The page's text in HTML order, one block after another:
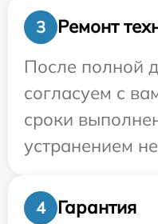
3
Ремонт
После полной
согласуем с
сроки
устранением
4
Гарантия